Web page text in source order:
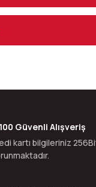
Güvenli Alışveriş
kartı bilgileriniz